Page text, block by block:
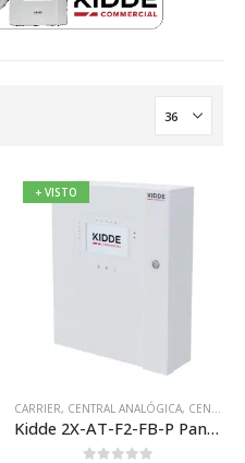
,DETECCIÓN DE
+ VISTO
CARRIER, CENTRAL ANALÓGICA, CENTRAL ANALÓGICA 2 LAZOS
Kidde 2X-AT-F2-FB-P Panel de incendios direccionable con controles de Bomberos y pantalla táctil, 2 lazos.